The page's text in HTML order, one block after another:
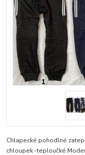
Chlapecké pohodlné
chloupek -